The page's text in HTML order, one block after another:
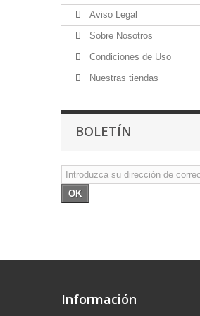
Aviso Legal
Sobre Nosotros
Condiciones de Uso
Nuestras tiendas
BOLETÍN
OK
Información